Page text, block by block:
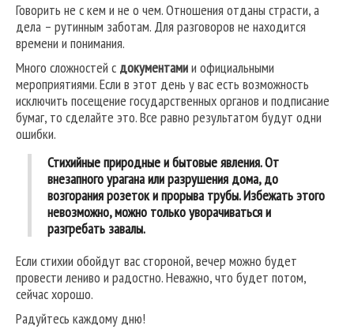
Говорить не с кем и не о чем. Отношения отданы страсти, а
дела – рутинным заботам. Для разговоров не находится
времени и понимания.
Много сложностей с документамии официальными
мероприятиями. Если в этот день у вас есть возможность
исключить посещение государственных органов и подписание
бумаг, то сделайте это. Все равно результатом будут одни
ошибки.
Стихийные природные и бытовые явления. От
внезапного урагана или разрушения дома, до
возгорания розеток и прорыва трубы. Избежать этого
невозможно, можно только уворачиваться и
разгребать завалы.
Если стихии обойдут вас стороной, вечер можно будет
провести лениво и радостно. Неважно, что будет потом,
сейчас хорошо.
Радуйтесь каждому дню!